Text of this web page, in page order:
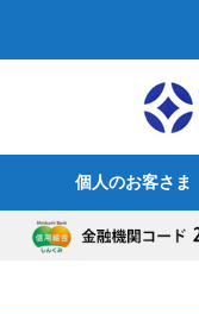
個人のお客さま